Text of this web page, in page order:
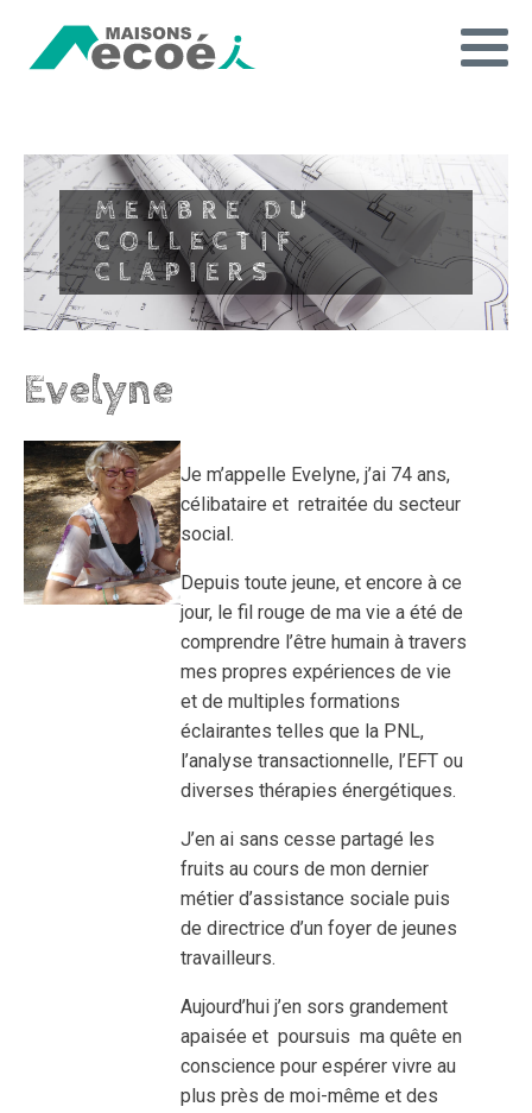
MEMBRE DU
COLLECTIF
CLAPIERS
Evelyne
Je m’appelle Evelyne, j’ai 74 ans,
célibataire et retraitée du secteur
social.
Depuis toute jeune, et encore à ce
jour, le fil rouge de ma vie a été de
comprendre l’être humain à travers
mes propres expériences de vie
et de multiples formations
éclairantes telles que la PNL,
l’analyse transactionnelle, l’EFT ou
diverses thérapies énergétiques.
J’en ai sans cesse partagé les
fruits au cours de mon dernier
métier d’assistance sociale puis
de directrice d’un foyer de jeunes
travailleurs.
Aujourd’hui j’en sors grandement
apaisée et poursuis ma quête en
conscience pour espérer vivre au
plus près de moi-même et des